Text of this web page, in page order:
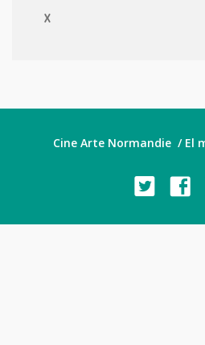
X
Cine Arte Normandie / El